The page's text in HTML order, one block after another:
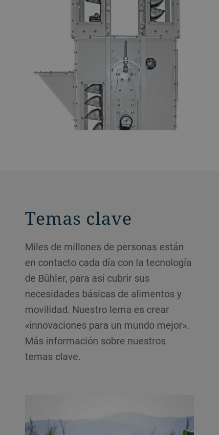
Temas clave
Miles de millones de personas están
en contacto cada día con la tecnología
de Bühler, para así cubrir sus
necesidades básicas de alimentos y
movilidad. Nuestro lema es crear
«innovaciones para un mundo mejor».
Más información sobre nuestros
temas clave.